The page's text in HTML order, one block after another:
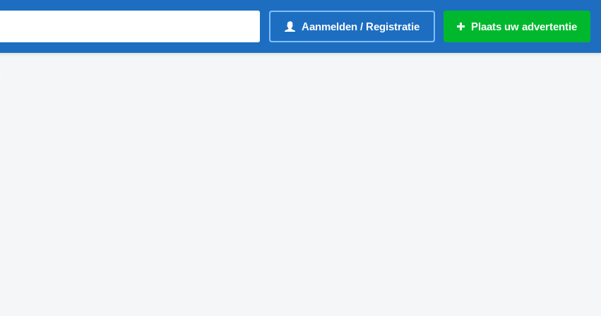
Aanmelden / Registratie Plaats uw advertentie